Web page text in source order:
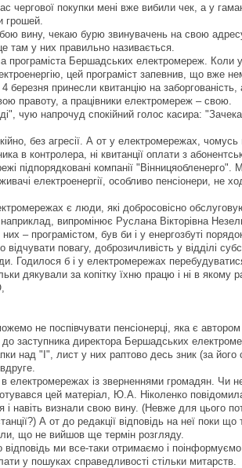
чергової покупки мені вже вибили чек, а у
грошей.
вину, чекаю бурю звинувачень на свою
там у них правильно називається.
програміста Бершадських електромереж. Коли
цей програміст запевнив, що вже
березня принесли квитанцію на
правоту, а працівники електромереж – свою.
чую напрочуд спокійний голос касира:
без агресії. А от у електромережах,
в контролера, ні квитанції оплати з
підпорядковані компанії "Вінницяобленерго".
електроенергії, особливо пенсіонери, не
є люди, які добросовісно
наприклад, випромінює Руслана Вікторівна
– програмістом, був би і у енергозбуті
відчувати повагу, доброзичливість у відділі
Годилося б і у електромережах
дякували за копітку їхню працю і ні в якому
не поспівчувати пенсіонерці, яка є
заступника директора Бершадських
над "І", лист у них раптово десь зник (за
електромережах із зверненнями громадян. Чи
цей матеріал, Ю.А. Ніколенко
і навіть визнали свою вину. (Невже для цього
А от до редакції відповідь на неї поки
що не вийшов ще термін розгляду.
ми все-таки отримаємо і поінформуємо
у пошуках справедливості стільки митарств.